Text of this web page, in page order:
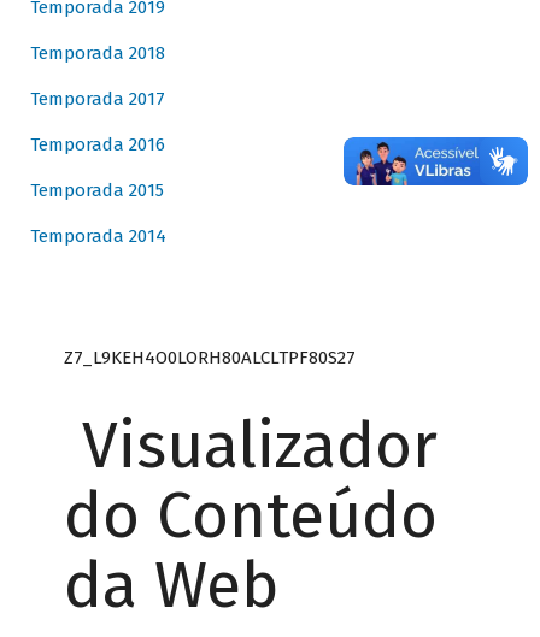
Temporada 2019
Temporada 2018
Temporada 2017
Temporada 2016
Temporada 2015
Temporada 2014
Z7_L9KEH4O0LORH80ALCLTPF80S27
Visualizador
do Conteúdo
da Web